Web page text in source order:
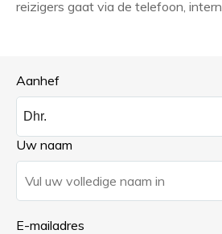
reizigers gaat via de telefoon,
Aanhef
Uw naam
E-mailadres